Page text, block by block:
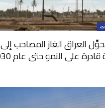
العراق الغاز المصاحب إلى
على النمو حتى عام 2030